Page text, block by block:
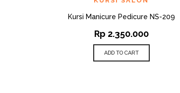
Kursi Manicure Pedicure NS-209
Rp 2.350.000
ADD TO CART